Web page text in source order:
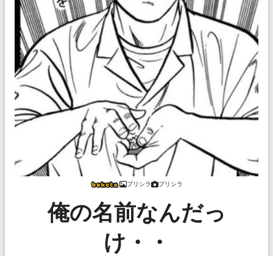
プリシラ プリシラ
俺の名前なんだっ
け・・